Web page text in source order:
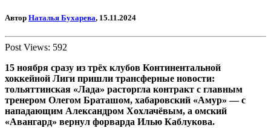
Автор Наталья Бухарева, 15.11.2024
Post Views: 592
15 ноября сразу из трёх клубов Континентальной
хоккейной Лиги пришли трансферные новости:
тольяттинская «Лада» расторгла контракт с главным
тренером Олегом Браташом, хабаровский «Амур» — с
нападающим Александром Хохлачёвым, а омский
«Авангард» вернул форварда Илью Каблукова.